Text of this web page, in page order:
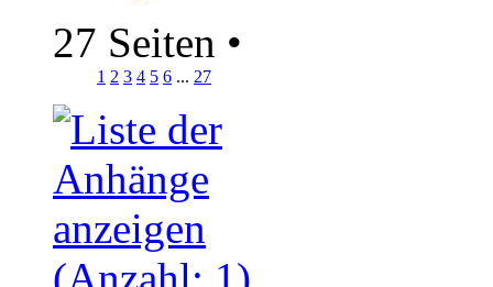
27 Seiten •
1 2 3 4 5 6 ... 27